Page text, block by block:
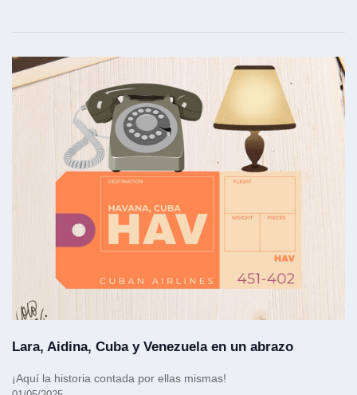
Lara, Aidina, Cuba y Venezuela en un abrazo
¡Aquí la historia contada por ellas mismas!